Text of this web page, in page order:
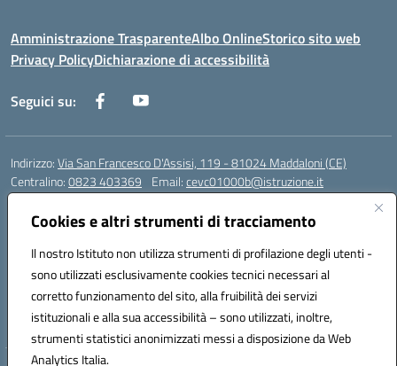
Cookies e altri strumenti di tracciamento
Il nostro Istituto non utilizza strumenti di profilazione degli utenti -
sono utilizzati esclusivamente cookies tecnici necessari al
corretto funzionamento del sito, alla fruibilità dei servizi
istituzionali e alla sua accessibilità – sono utilizzati, inoltre,
strumenti statistici anonimizzati messi a disposizione da Web
Analytics Italia.
Amministrazione TrasparenteAlbo OnlineStorico sito web
Privacy PolicyDichiarazione di accessibilità
Seguici su:
Indirizzo:Via San Francesco D'Assisi, 119 - 81024 Maddaloni (CE)
Centralino:0823 403369 Email:cevc01000b@istruzione.it
Posta elettronica certificata (PEC):
Codice fiscale: 80004990612 (Convitto) - 93044680614 (Scuole
Annesse)
Codice meccanografico:CEVC01000B
Codice Indice delle Pubbliche Amministrazioni (IPA): istsc_cevc01000b
Codice unico di fatturazione (CUF): ZUT1RT